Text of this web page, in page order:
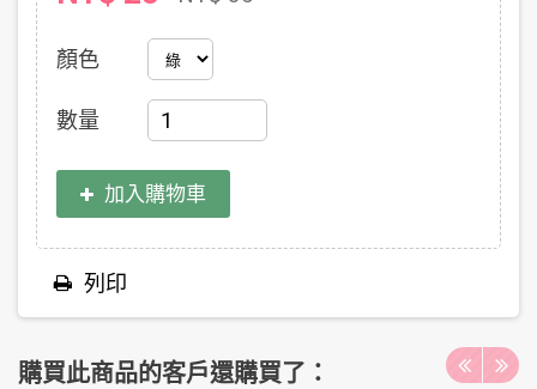
顏色
數量
加入購物車
列印
購買此商品的客戶還購買了：